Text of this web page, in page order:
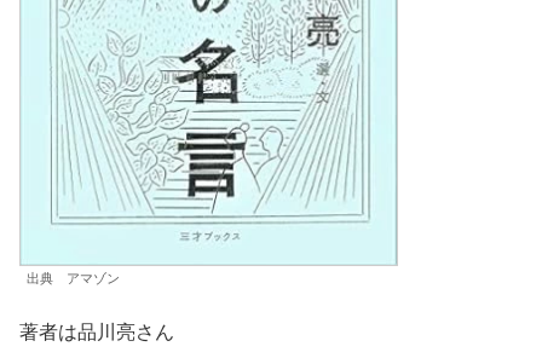
出典 アマゾン
著者は品川亮さん